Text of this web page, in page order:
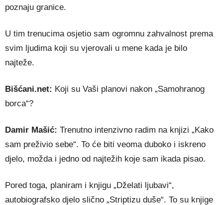
poznaju granice.
U tim trenucima osjetio sam ogromnu zahvalnost prema
svim ljudima koji su vjerovali u mene kada je bilo
najteže.
Bišćani.net: Koji su Vaši planovi nakon „Samohranog
borca“?
Damir Mašić: Trenutno intenzivno radim na knjizi „Kako
sam preživio sebe“. To će biti veoma duboko i iskreno
djelo, možda i jedno od najtežih koje sam ikada pisao.
Pored toga, planiram i knjigu „Dželati ljubavi“,
autobiografsko djelo slično „Striptizu duše“. To su knjige